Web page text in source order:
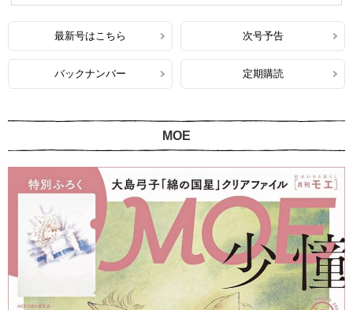
最新号はこちら 次号予告
バックナンバー 定期購読
MOE